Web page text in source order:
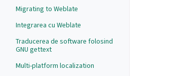
Migrating to Weblate
Integrarea cu Weblate
Traducerea de software folosind
GNU gettext
Multi-platform localization